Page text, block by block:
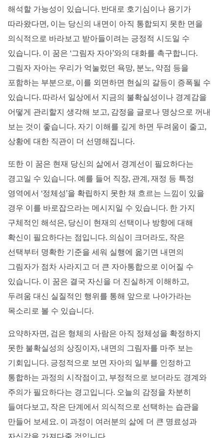
해석할 가능성이 있습니다. 반대로 호기심이나 용기가
따라왔다면, 이는 당신의 내면이 아직 통합되지 못한 면을
의식적으로 바라보고 받아들이려는 긍정적 시도일 수
있습니다. 이 꿈은 ‘그림자 자아’와의 대화를 촉구합니다.
그림자 자아는 우리가 억눌렀던 욕망, 분노, 약점 등을
포함하는 부분으로, 이를 외면하면 현실의 갈등이 증폭될 수
있습니다. 따라서 일상에서 지금의 불확실성이나 경계감을
어떻게 관리할지 생각해 보고, 감정을 글로나 명상으로 꺼내
보는 것이 좋습니다. 자기 이해를 깊게 하면 두려움이 줄고,
상황에 대한 직관이 더 선명해집니다.
또한 이 꿈은 현재 당신의 삶에서 경계선이 필요하다는
경고일 수 있습니다. 예를 들어 직장, 관계, 재정 등 특정
영역에서 ‘정체성’을 확립하지 못한 채 흐르는 느낌이 있을
경우 이를 바로잡으라는 메시지일 수 있습니다. 한 가지
구체적인 해석은, 당신이 현재의 선택이나 방향에 대해
확신이 필요하다는 점입니다. 의심이 크더라도, 작은
선택부터 명확한 기준을 세워 실행에 옮기면 내면의
그림자가 점차 사라지고 더 큰 자아통합으로 이어질 수
있습니다. 이 꿈은 결국 자신을 더 진실하게 이해하고,
두려움 대신 실질적인 행위를 통해 앞으로 나아가라는
목소리로 볼 수 있습니다.
요약하자면, 검은 형체의 사람은 아직 정체성을 확정하지
못한 불확실성의 상징이자, 내면의 그림자를 마주 보는
기회입니다. 긍정적으로 보면 자아의 일부를 인정하고
통합하는 과정의 시작점이고, 부정적으로 보더라도 경계와
주의가 필요하다는 경고입니다. 오늘의 감정을 차분히
들여다보고, 작은 단계에서 의식적으로 선택하는 습관을
만들어 보세요. 이 과정이 여러분의 삶에 더 큰 명료성과